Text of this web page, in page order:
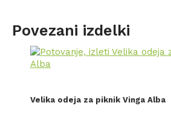
Povezani izdelki
Velika odeja za piknik Vinga Alba